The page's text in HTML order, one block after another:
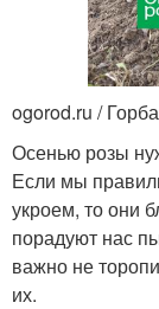
ogorod.ru /
Осенью розы
Если мы
укроем, то они
порадуют нас
важно не
их.